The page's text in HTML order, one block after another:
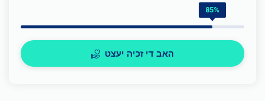
85%
האב די זכיה יעצט